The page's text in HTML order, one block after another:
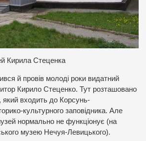
Кирила Стеценка
й провів молоді роки видатний
Кирило Стеценко. Тут розташовано
який входить до Корсунь-
культурного заповідника. Але
нормально не функціонує (на
музею Нечуя-Левицького).